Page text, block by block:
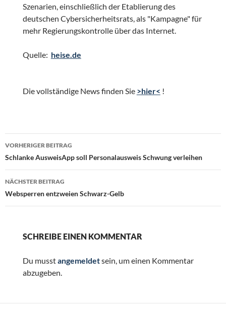
Szenarien, einschließlich der Etablierung des
deutschen Cybersicherheitsrats, als "Kampagne" für
mehr Regierungskontrolle über das Internet.
Quelle: heise.de
Die vollständige News finden Sie >hier< !
Beitragsnavigation
VORHERIGER BEITRAG
Schlanke AusweisApp soll Personalausweis Schwung verleihen
NÄCHSTER BEITRAG
Websperren entzweien Schwarz-Gelb
SCHREIBE EINEN KOMMENTAR
Du musstangemeldetsein, um einen Kommentar
abzugeben.